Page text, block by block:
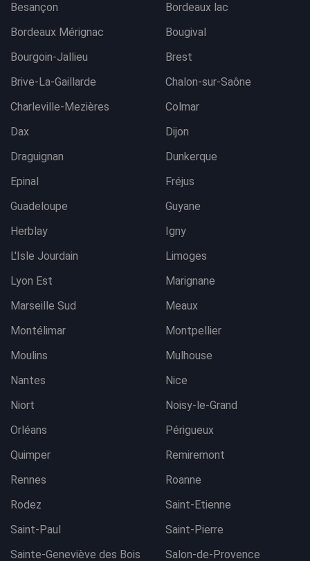
Besançon
Bordeaux lac
Bordeaux Mérignac
Bougival
Bourgoin-Jallieu
Brest
Brive-La-Gaillarde
Chalon-sur-Saône
Charleville-Mezières
Colmar
Dax
Dijon
Draguignan
Dunkerque
Epinal
Fréjus
Guadeloupe
Guyane
Herblay
Igny
L'Isle Jourdain
Limoges
Lyon Est
Marignane
Marseille Sud
Meaux
Montélimar
Montpellier
Moulins
Mulhouse
Nantes
Nice
Niort
Noisy-le-Grand
Orléans
Périgueux
Quimper
Remiremont
Rennes
Roanne
Rodez
Saint-Etienne
Saint-Paul
Saint-Pierre
Sainte-Geneviève des Bois
Salon-de-Provence